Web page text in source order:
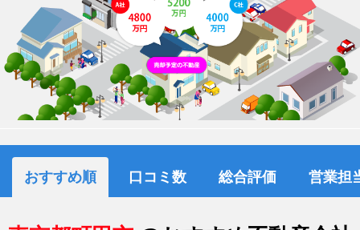
おすすめ順 口コミ数 総合評価 営業担